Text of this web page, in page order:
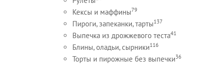
Кексы и маффины79
Пироги, запеканки, тарты137
Выпечка из дрожжевого теста41
Блины, оладьи, сырники116
Торты и пирожные без выпечки36